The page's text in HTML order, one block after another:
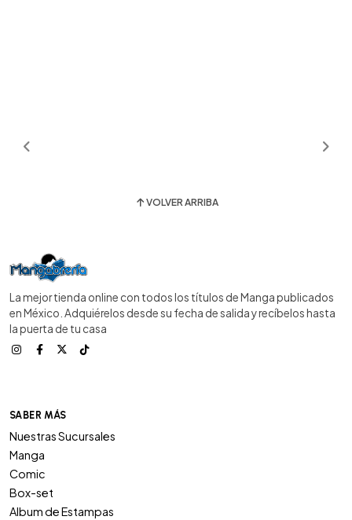
VOLVER ARRIBA
La mejor tienda online con todos los títulos de Manga publicados
en México. Adquiérelos desde su fecha de salida y recíbelos hasta
la puerta de tu casa
SABER MÁS
Nuestras Sucursales
Manga
Comic
Box-set
Album de Estampas